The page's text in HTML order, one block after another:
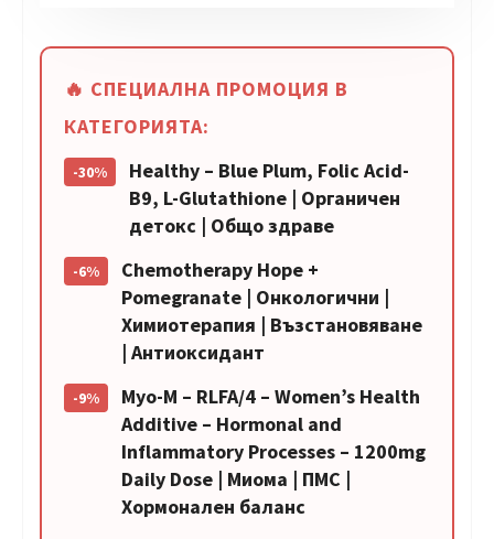
🔥 СПЕЦИАЛНА ПРОМОЦИЯ В
КАТЕГОРИЯТА:
-30%
Healthy – Blue Plum, Folic Acid-
B9, L-Glutathione | Органичен
детокс | Общо здраве
-6%
Chemotherapy Hope +
Pomegranate | Онкологични |
Химиотерапия | Възстановяване
| Антиоксидант
-9%
Myo-M – RLFA/4 – Women’s Health
Additive – Hormonal and
Inflammatory Processes – 1200mg
Daily Dose | Миома | ПМС |
Хормонален баланс